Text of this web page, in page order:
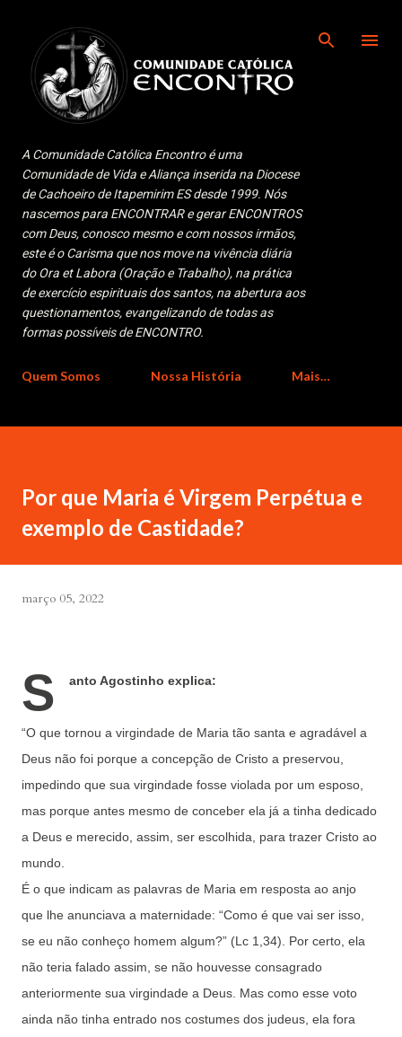
A Comunidade Católica Encontro é uma
Comunidade de Vida e Aliança inserida na Diocese
de Cachoeiro de Itapemirim ES desde 1999. Nós
nascemos para ENCONTRAR e gerar ENCONTROS
com Deus, conosco mesmo e com nossos irmãos,
este é o Carisma que nos move na vivência diária
do Ora et Labora (Oração e Trabalho), na prática
de exercício espirituais dos santos, na abertura aos
questionamentos, evangelizando de todas as
formas possíveis de ENCONTRO.
Quem Somos Nossa História Mais…
Por que Maria é Virgem Perpétua e
exemplo de Castidade?
março 05, 2022
S anto Agostinho explica:
“O que tornou a virgindade de Maria tão santa e agradável a
Deus não foi porque a concepção de Cristo a preservou,
impedindo que sua virgindade fosse violada por um esposo,
mas porque antes mesmo de conceber ela já a tinha dedicado
a Deus e merecido, assim, ser escolhida, para trazer Cristo ao
mundo.
É o que indicam as palavras de Maria em resposta ao anjo
que lhe anunciava a maternidade: “Como é que vai ser isso,
se eu não conheço homem algum?” (Lc 1,34). Por certo, ela
não teria falado assim, se não houvesse consagrado
anteriormente sua virgindade a Deus. Mas como esse voto
ainda não tinha entrado nos costumes dos judeus, ela fora